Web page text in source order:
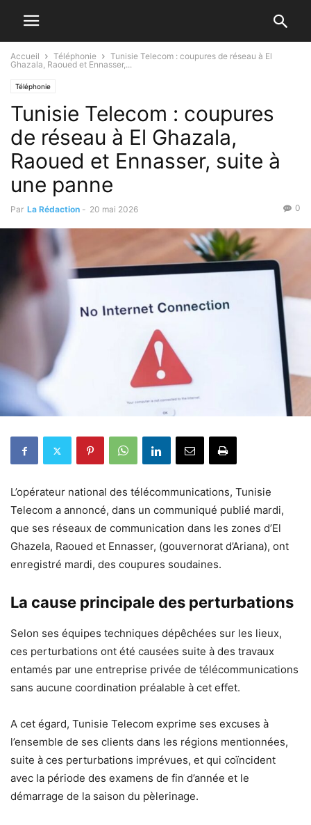
Accueil Téléphonie
Tunisie Telecom : coupures de réseau à El
Ghazala, Raoued et Ennasser,...
Téléphonie
Tunisie Telecom : coupures
de réseau à El Ghazala,
Raoued et Ennasser, suite à
une panne
Par La Rédaction - 20 mai 2026 0
L’opérateur national des télécommunications, Tunisie
Telecom a annoncé, dans un communiqué publié mardi,
que ses réseaux de communication dans les zones d’El
Ghazela, Raoued et Ennasser, (gouvernorat d’Ariana), ont
enregistré mardi, des coupures soudaines.
La cause principale des perturbations
Selon ses équipes techniques dépêchées sur les lieux,
ces perturbations ont été causées suite à des travaux
entamés par une entreprise privée de télécommunications
sans aucune coordination préalable à cet effet.
A cet égard, Tunisie Telecom exprime ses excuses à
l’ensemble de ses clients dans les régions mentionnées,
suite à ces perturbations imprévues, et qui coïncident
avec la période des examens de fin d’année et le
démarrage de la saison du pèlerinage.